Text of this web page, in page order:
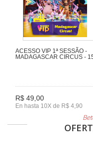
ACESSO VIP 1ª SESSÃO -
MADAGASCAR CIRCUS -
R$ 49,00
En hasta 10X de R$ 4,90